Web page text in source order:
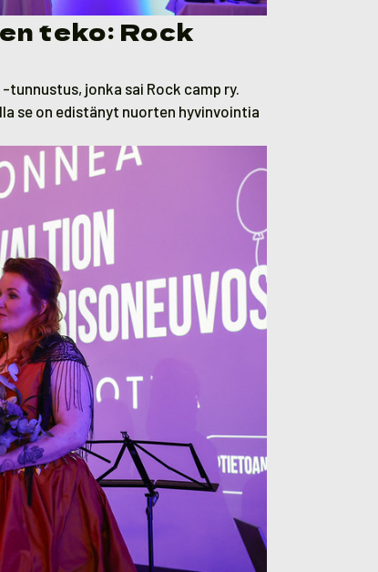
teko: Rock
jonka sai Rock camp ry.
se on edistänyt nuorten hyvinvointia